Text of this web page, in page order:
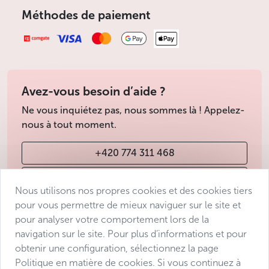
Méthodes de paiement
Avez-vous besoin d’aide ?
Ne vous inquiétez pas, nous sommes là ! Appelez-
nous à tout moment.
+420 774 311 468
Conditions de vente
Protection des données
Déclaration d’accessibilité
Nous utilisons nos propres cookies et des cookies tiers
pour vous permettre de mieux naviguer sur le site et
pour analyser votre comportement lors de la
navigation sur le site. Pour plus d’informations et pour
obtenir une configuration, sélectionnez la page
Politique en matière de cookies. Si vous continuez à